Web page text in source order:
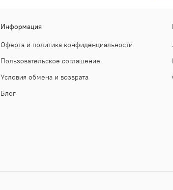
Информация
Оферта и политика конфиденциальности
Пользовательское соглашение
Условия обмена и возврата
Блог